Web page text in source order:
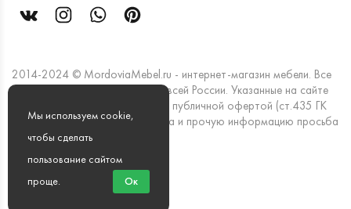
2014-2024 © MordoviaMebel.ru - интернет-магазин мебели. Все
права защищены. Доставка по всей России. Указанные на сайте
цены и информация не являются публичной офертой (ст.435 ГК
РФ). Стоимость, наличие товара и прочую информацию просьба
уточнять в офисах продаж.
Мы принимаем к оплате:
Мы используем cookie,
чтобы сделать
пользование сайтом
проще. Ок